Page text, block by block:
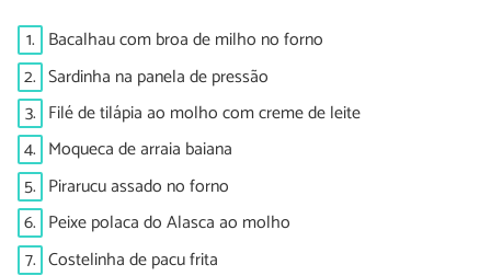
1. Bacalhau com broa de milho no forno
2. Sardinha na panela de pressão
3. Filé de tilápia ao molho com creme de leite
4. Moqueca de arraia baiana
5. Pirarucu assado no forno
6. Peixe polaca do Alasca ao molho
7. Costelinha de pacu frita